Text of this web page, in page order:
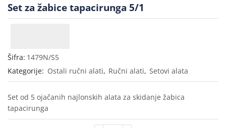
Set za žabice tapacirunga 5/1
Šifra: 1479N/S5
Kategorije: Ostali ručni alati, Ručni alati, Setovi alata
Set od 5 ojačanih najlonskih alata za skidanje žabica
tapacirunga